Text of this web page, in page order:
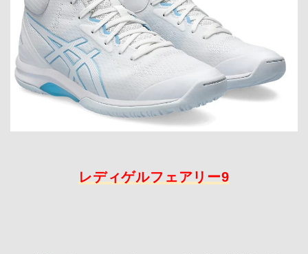
レディゲルフェアリー9